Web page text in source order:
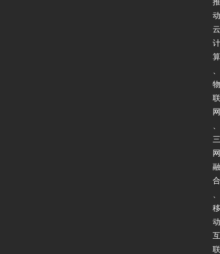
推
动
云
计
算
物
联
网
三
网
融
合
移
动
互
联